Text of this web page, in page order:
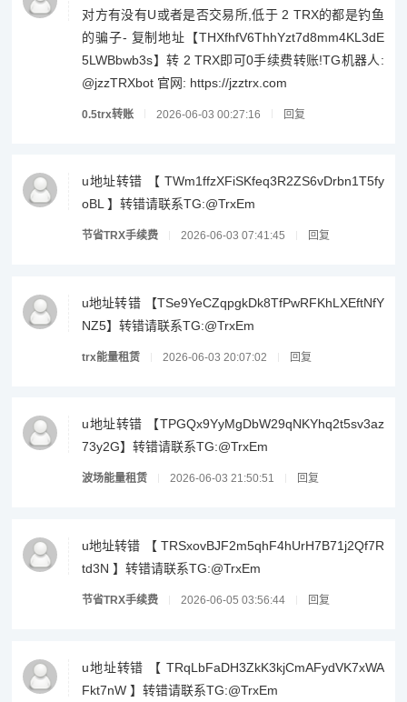
对方有没有U或者是否交易所,低于 2 TRX的都是钓鱼
的骗子- 复制地址【THXfhfV6ThhYzt7d8mm4KL3dE
5LWBbwb3s】转 2 TRX即可0手续费转账!TG机器人:
@jzzTRXbot 官网: https://jzztrx.com
0.5trx转账 2026-06-03 00:27:16 回复
u地址转错 【 TWm1ffzXFiSKfeq3R2ZS6vDrbn1T5fy
oBL 】转错请联系TG:@TrxEm
节省TRX手续费 2026-06-03 07:41:45 回复
u地址转错 【TSe9YeCZqpgkDk8TfPwRFKhLXEftNfY
NZ5】转错请联系TG:@TrxEm
trx能量租赁 2026-06-03 20:07:02 回复
u地址转错 【TPGQx9YyMgDbW29qNKYhq2t5sv3az
73y2G】转错请联系TG:@TrxEm
波场能量租赁 2026-06-03 21:50:51 回复
u地址转错 【 TRSxovBJF2m5qhF4hUrH7B71j2Qf7R
td3N 】转错请联系TG:@TrxEm
节省TRX手续费 2026-06-05 03:56:44 回复
u地址转错 【 TRqLbFaDH3ZkK3kjCmAFydVK7xWA
Fkt7nW 】转错请联系TG:@TrxEm